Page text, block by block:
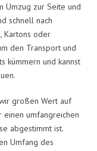
Umzug zur Seite und
schnell nach
Kartons oder
den Transport und
kümmern und kannst
großen Wert auf
umfangreichen
abgestimmt ist.
Umfang des